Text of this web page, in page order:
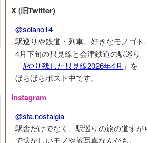
X (旧Twitter)
@solano14
駅巡りや鉄道・列車、好きなモノゴ
4月下旬の只見線と会津鉄道の駅巡り
「#やり残した只見線2026年4月 」を
ぼちぼちポスト中です。
Instagram
@sta.nostalgia
駅舎だけでなく、駅巡りの旅の道すが
で懐かしいモノや旅写真なんかも。